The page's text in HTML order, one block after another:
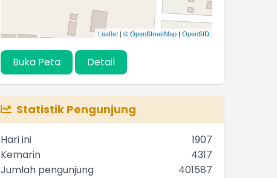
Leaflet | © OpenStreetMap | OpenSID
Buka Peta Detail
Statistik Pengunjung
Hari ini
1907
Kemarin
4317
Jumlah pengunjung
401587